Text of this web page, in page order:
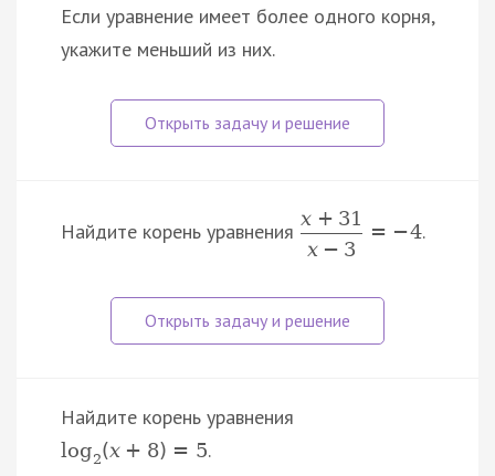
Если уравнение имеет более одного корня,
укажите меньший из них.
Найдите корень уравнения
x + 31
x − 3
= −4.
Найдите корень уравнения
log2(x + 8) = 5.